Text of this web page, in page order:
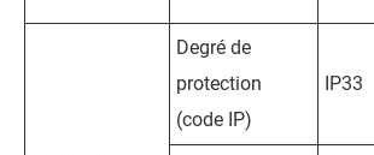
Degré de
protection
(code IP)
IP33